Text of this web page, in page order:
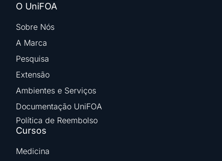
O UniFOA
Sobre Nós
A Marca
Pesquisa
Extensão
Ambientes e Serviços
Documentação UniFOA
Política de Reembolso
Cursos
Medicina